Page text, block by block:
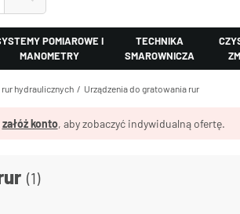
POMIAROWE I
MANOMETRY
TECHNIKA
SMAROWNICZA
hydraulicznych Urządzenia do gratowania rur
załóż konto, aby zobaczyć indywidualną ofertę.
(1)